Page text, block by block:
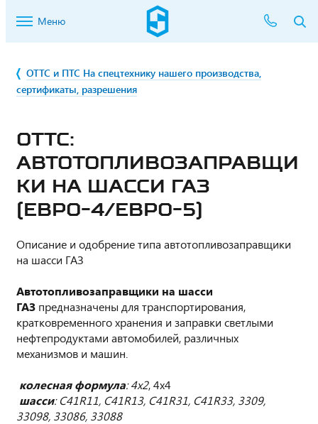
Меню
ОТТС и ПТС На спецтехнику нашего производства,
сертификаты, разрешения
ОТТС:
АВТОТОПЛИВОЗАПРАВЩИ
КИ НА ШАССИ ГАЗ
(ЕВРО-4/ЕВРО-5)
Описание и одобрение типа автотопливозаправщики
на шасси ГАЗ
Автотопливозаправщики на шасси
ГАЗ предназначены для транспортирования,
кратковременного хранения и заправки светлыми
нефтепродуктами автомобилей, различных
механизмов и машин.
колесная формула: 4х2, 4х4
шасси: C41R11, C41R13, C41R31, C41R33, 3309,
33098, 33086, 33088